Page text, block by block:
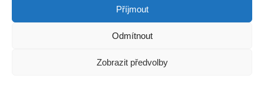
Příjmout
Odmítnout
Zobrazit předvolby